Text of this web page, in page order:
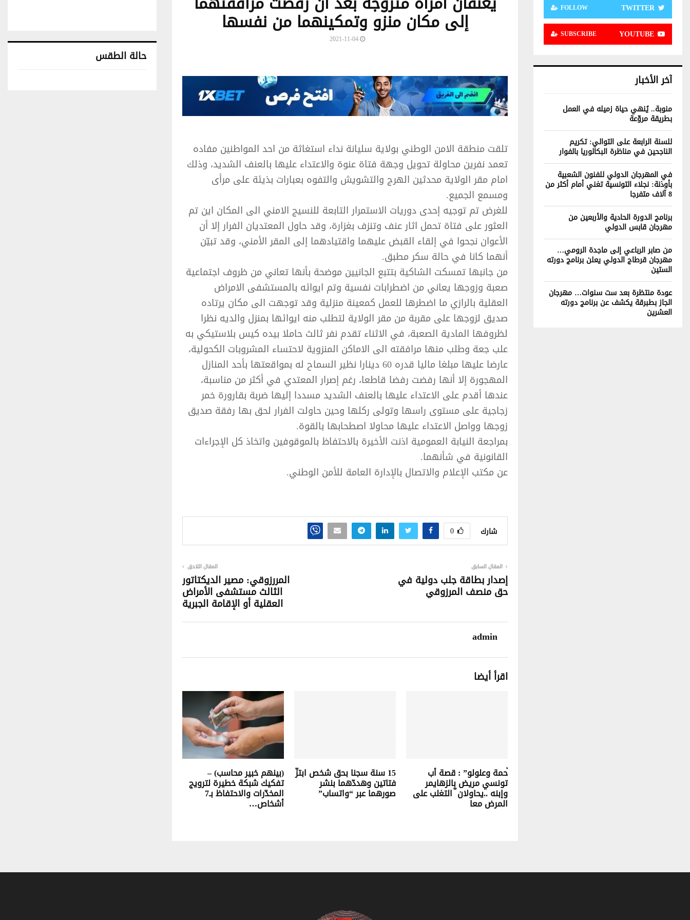
إلى مكان منزو وتمكينهما من نفسها
2021-11-04
تلقت منطقة الامن الوطني بولاية سليانة نداء استغاثة من احد المواطنين مفاده
تعمد نفرين محاولة تحويل وجهة فتاة عنوة والاعتداء عليها بالعنف الشديد، وذلك
امام مقر الولاية محدثين الهرج والتشويش والتفوه بعبارات بذيئة على مرأى
ومسمع الجميع.
للغرض تم توجيه إحدى دوريات الاستمرار التابعة للنسيج الامني الى المكان اين تم
العثور على فتاة تحمل اثار عنف وتنزف بغزارة، وقد حاول المعتديان الفرار إلا أن
الأعوان نجحوا في إلقاء القبض عليهما واقتيادهما إلى المقر الأمني، وقد تبيّن
أنهما كانا في حالة سكر مطبق.
من جانبها تمسكت الشاكية بتتبع الجانيين موضحة بأنها تعاني من ظروف اجتماعية
صعبة وزوجها يعاني من اضطرابات نفسية وتم ايوائه بالمستشفى الامراض
العقلية بالرازي ما اضطرها للعمل كمعينة منزلية وقد توجهت الى مكان يرتاده
صديق لزوجها على مقربة من مقر الولاية لتطلب منه ايوائها بمنزل والديه نظرا
لظروفها المادية الصعبة، في الاثناء تقدم نفر ثالث حاملا بيده كيس بلاستيكي به
علب جعة وطلب منها مرافقته الى الاماكن المنزوية لاحتساء المشروبات الكحولية،
عارضا عليها مبلغا ماليا قدره 60 دينارا نظير السماح له بمواقعتها بأحد المنازل
المهجورة إلا أنها رفضت رفضا قاطعا، رغم إصرار المعتدي في أكثر من مناسبة،
عندها أقدم على الاعتداء عليها بالعنف الشديد مسددا إليها ضربة بقارورة خمر
زجاجية على مستوى راسها وتولى ركلها وحين حاولت الفرار لحق بها رفقة صديق
زوجها وواصل الاعتداء عليها محاولا اصطحابها بالقوة.
بمراجعة النيابة العمومية اذنت الأخيرة بالاحتفاظ بالموقوفين واتخاذ كل الإجراءات
القانونية في شأنهما.
عن مكتب الإعلام والاتصال بالإدارة العامة للأمن الوطني.
شارك 0
المقال السابق
إصدار بطاقة جلب دولية في
حق منصف المرزوقي
المقال اللاحق
المررزوقي: مصير الديكتاتور
الثالث مستشفى الأمراض
العقلية أو الإقامة الجبرية
admin
اقرأ أيضا
ّحمة وعلولو” : قصة أب
تونسي مريض بالزهايمر
وإبنه ..يحاولان ّ التغلب على
المرض معا
15 سنة سجنا بحق شخص ابتزّ
فتاتين وهددّهما بنشر
صورهما عبر “واتساب”
(بينهم خبير محاسب) –
تفكيك شبكة خطيرة لترويج
المخدّرات والاحتفاظ بـ7
أشخاص…
TWITTER
FOLLOW
YOUTUBE
SUBSCRIBE
آخر الأخبار
منوبة.. يُنهي حياة زميله في العمل
بطريقة مروّعة
للسنة الرابعة على التوالي: تكريم
الناجحين في مناظرة البكالوريا بالفوار
في المهرجان الدولي للفنون الشعبية
بأوذنة: نجلاء التونسية تغني أمام أكثر من
8 آلاف متفرجا
برنامج الدورة الحادية والأربعين من
مهرجان قابس الدولي
من صابر الرباعي إلى ماجدة الرومي…
مهرجان قرطاج الدولي يعلن برنامج دورته
الستين
عودة منتظرة بعد ست سنوات… مهرجان
الجاز بطبرقة يكشف عن برنامج دورته
العشرين
حالة الطقس